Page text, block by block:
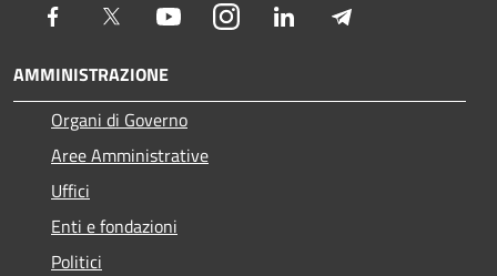
Facebook Twitter YoutubeInstagram LinkedIn
AMMINISTRAZIONE
Organi di Governo
Aree Amministrative
Uffici
Enti e fondazioni
Politici